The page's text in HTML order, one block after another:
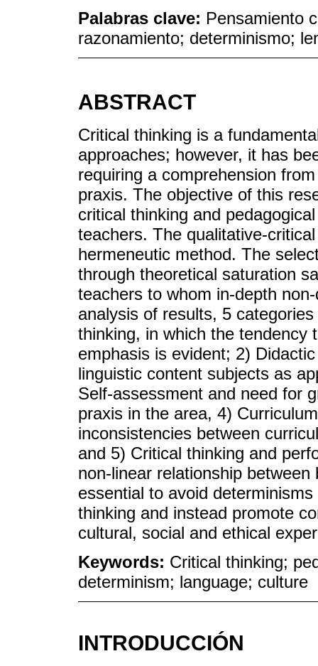
Palabras clave: Pensamiento
razonamiento; determinismo;
ABSTRACT
Critical thinking is a
approaches; however, it has
requiring a comprehension
praxis. The objective of this
critical thinking and
teachers. The qualitative-
hermeneutic method. The
through theoretical saturation
teachers to whom in-depth
analysis of results, 5
thinking, in which the tendency
emphasis is evident; 2)
linguistic content subjects as
Self-assessment and need for
praxis in the area, 4)
inconsistencies between
and 5) Critical thinking and
non-linear relationship
essential to avoid
thinking and instead promote
cultural, social and ethical
Keywords: Critical thinking;
determinism; language; culture
INTRODUCCIÓN